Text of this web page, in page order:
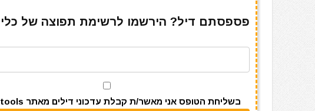
e
b
k
te
r
l
s
A
gr
a
e
פספסתם דיל? הירשמו לרשימת תפוצה של
בשליחת הטופס אני מאשר/ת קבלת עדכוני דילים מאתר Newtools